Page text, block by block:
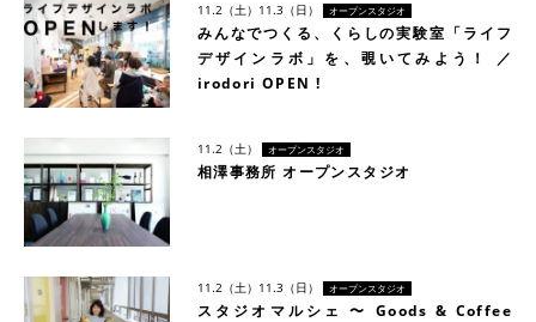
11.2（土） 11.3（日） オープンスタジオ
みんなでつくる、くらしの実験室「ライフ
デザインラボ」を、覗いてみよう！ ／
irodori OPEN !
11.2（土） オープンスタジオ
相澤事務所 オープンスタジオ
11.2（土） 11.3（日） オープンスタジオ
スタジオマルシェ 〜 Goods & Coffee